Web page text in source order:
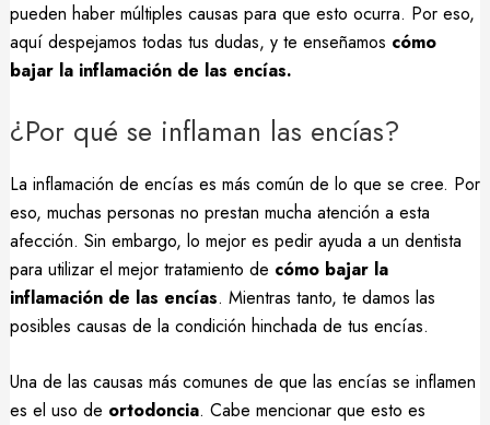
pueden haber múltiples causas para que esto ocurra. Por eso,
aquí despejamos todas tus dudas, y te enseñamos cómo
bajar la inflamación de las encías.
¿Por qué se inflaman las encías?
La inflamación de encías es más común de lo que se cree. Por
eso, muchas personas no prestan mucha atención a esta
afección. Sin embargo, lo mejor es pedir ayuda a un dentista
para utilizar el mejor tratamiento de cómo bajar la
inflamación de las encías. Mientras tanto, te damos las
posibles causas de la condición hinchada de tus encías.
Una de las causas más comunes de que las encías se inflamen
es el uso de ortodoncia. Cabe mencionar que esto es